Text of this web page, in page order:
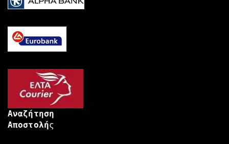
Αναζήτηση
Αποστολής